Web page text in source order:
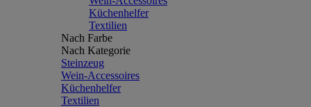
Küchenhelfer
Textilien
Nach Farbe
Nach Kategorie
Steinzeug
Wein-Accessoires
Küchenhelfer
Textilien